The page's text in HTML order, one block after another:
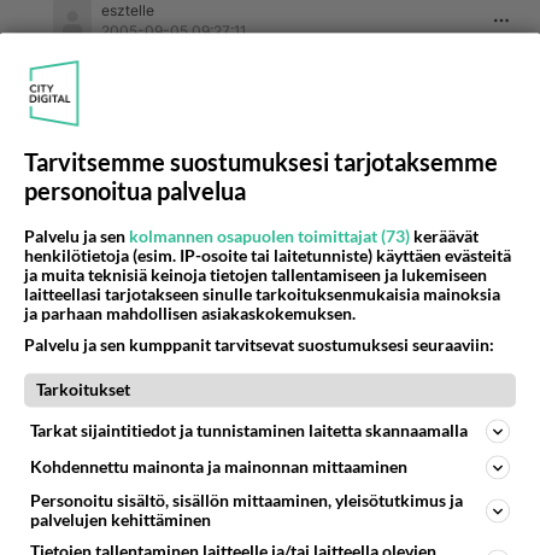
esztelle
2005-09-05 09:27:11
tuota elixiriä en olisi huomannutkaan.
Taidat olla esztelle oikein tosissasi hurahtanut
tuohon Tommiin, niinkuin minäkin!
ole yksin.
Äänestä Kommentoi
Kommentoi aloitusta...
Ketjusta on poistettu0sääntöjenvastaista viestiä.
Takaisin ylös
Tarvitsemme suostumuksesi tarjotaksemme
personoitua palvelua
Palvelu ja sen kolmannen osapuolen toimittajat (73) keräävät
henkilötietoja (esim. IP-osoite tai laitetunniste) käyttäen evästeitä
ja muita teknisiä keinoja tietojen tallentamiseen ja lukemiseen
laitteellasi tarjotakseen sinulle tarkoituksenmukaisia mainoksia
ja parhaan mahdollisen asiakaskokemuksen.
Palvelu ja sen kumppanit tarvitsevat suostumuksesi seuraaviin:
Tarkoitukset
Tarkat sijaintitiedot ja tunnistaminen laitetta skannaamalla
Kohdennettu mainonta ja mainonnan mittaaminen
Personoitu sisältö, sisällön mittaaminen, yleisötutkimus ja
palvelujen kehittäminen